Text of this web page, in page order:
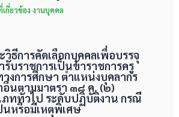
กี่ยวข้อง งานบุคคล
ธีการคัดเลือกบุคคลเพื่อบรรจุ
รับราชการเป็นข้าราชการครู
งการศึกษา ตำแหน่งบุคลากร
อื่นตามมาตรา ๓๘ ค. (๒)
ภททั่วไป ระดับปฏิบัติงาน กรณี
นหรือมีเหตุพิเศษ